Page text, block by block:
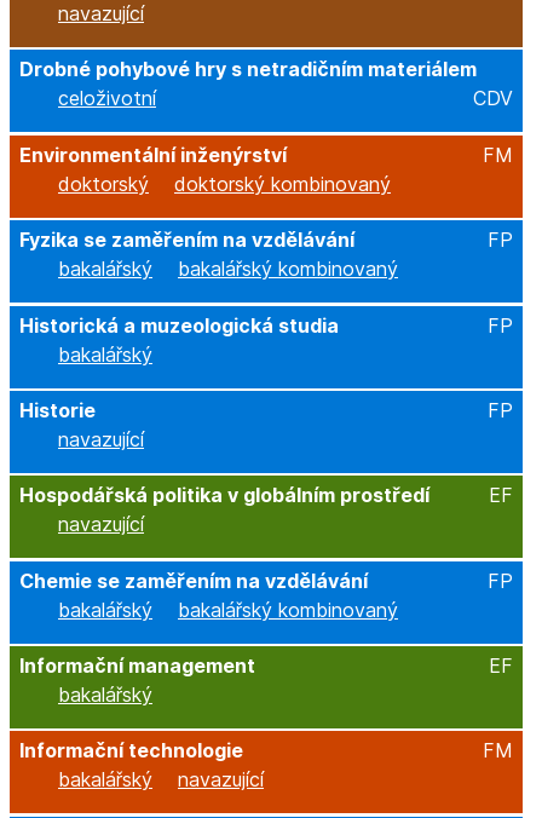
navazující
Drobné pohybové hry s netradičním materiálem
CDV
celoživotní
Environmentální inženýrství
FM
doktorský
doktorský kombinovaný
Fyzika se zaměřením na vzdělávání
FP
bakalářský
bakalářský kombinovaný
Historická a muzeologická studia
FP
bakalářský
Historie
FP
navazující
Hospodářská politika v globálním prostředí
EF
navazující
Chemie se zaměřením na vzdělávání
FP
bakalářský
bakalářský kombinovaný
Informační management
EF
bakalářský
Informační technologie
FM
bakalářský
navazující